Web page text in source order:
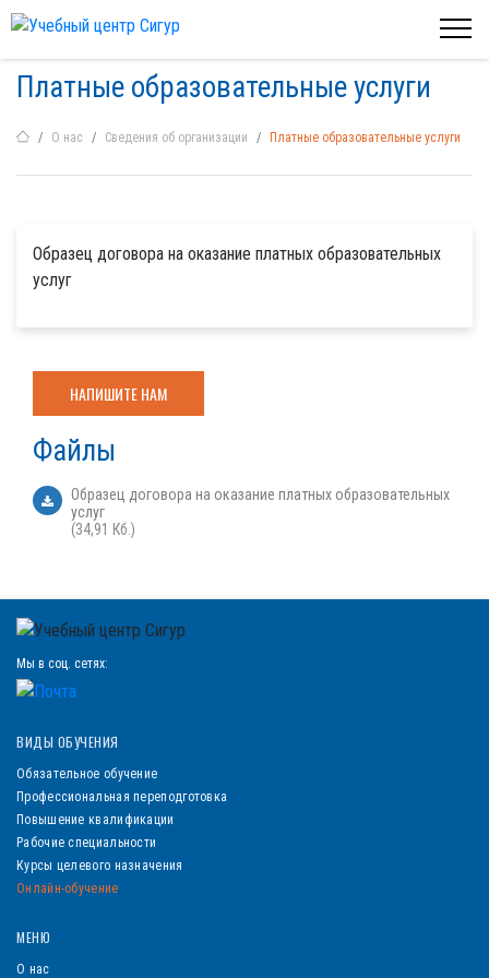
Платные образовательные услуги
О нас Сведения об организации Платные образовательные услуги
Образец договора на оказание платных образовательных
услуг
НАПИШИТЕ НАМ
Файлы
Образец договора на оказание платных образовательных
услуг
(34,91 Кб.)
Мы в соц. сетях:
ВИДЫ ОБУЧЕНИЯ
Обязательное обучение
Профессиональная переподготовка
Повышение квалификации
Рабочие специальности
Курсы целевого назначения
Онлайн-обучение
МЕНЮ
О нас